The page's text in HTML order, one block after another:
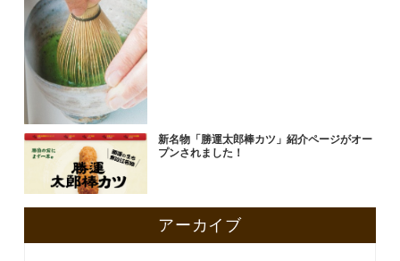
新名物「勝運太郎棒カツ」紹介ページがオー
プンされました！
アーカイブ